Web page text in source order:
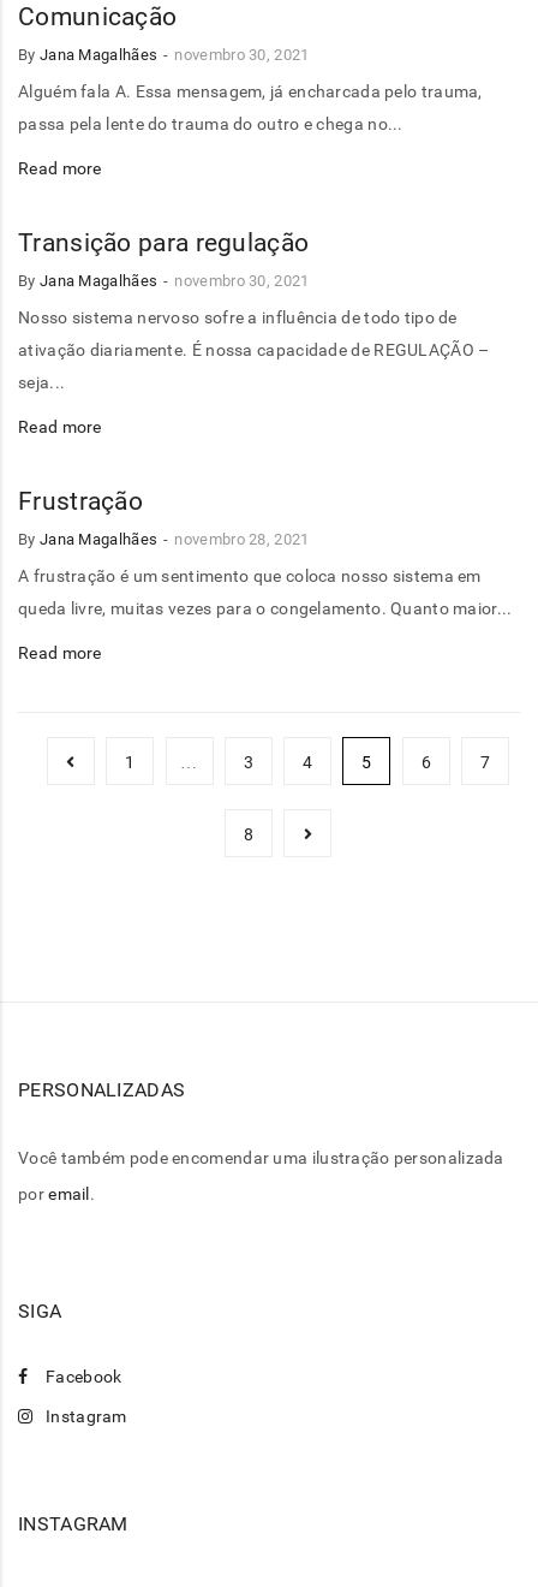
Comunicação
By Jana Magalhães novembro 30, 2021
Alguém fala A. Essa mensagem, já encharcada pelo trauma,
passa pela lente do trauma do outro e chega no...
Read more
Transição para regulação
By Jana Magalhães novembro 30, 2021
Nosso sistema nervoso sofre a influência de todo tipo de
ativação diariamente. É nossa capacidade de REGULAÇÃO –
seja...
Read more
Frustração
By Jana Magalhães novembro 28, 2021
A frustração é um sentimento que coloca nosso sistema em
queda livre, muitas vezes para o congelamento. Quanto maior...
Read more
1 3 4 5 6 7
8
PERSONALIZADAS
Você também pode encomendar uma ilustração personalizada
poremail.
SIGA
Facebook
Instagram
INSTAGRAM